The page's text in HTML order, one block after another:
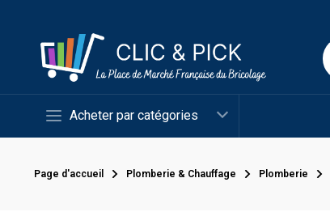
Acheter par catégories
Page d'accueil Plomberie & Chauffage Plomberie